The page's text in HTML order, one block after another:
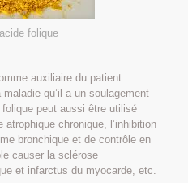
folique
auxiliaire du patient
qu’il a un soulagement
peut aussi être utilisé
chronique, l’inhibition
bronchique et de contrôle en
causer la sclérose
et infarctus du myocarde, etc.